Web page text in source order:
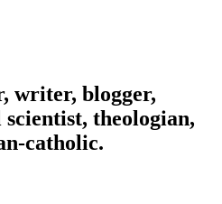
writer, blogger,
theologian,
catholic.